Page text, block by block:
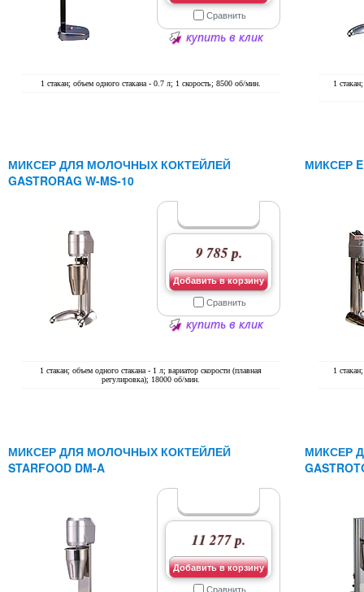
1 стакан; объем одного стакана - 0.7 л; 1 скорость; 8500 об/мин.
Сравнить
купить в клик
1
МИКСЕР ДЛЯ МОЛОЧНЫХ КОКТЕЙЛЕЙ
GASTRORAG W-MS-10
1 стакан; объем одного стакана - 1 л; вариатор скорости (плавная
регулировка); 18000 об/мин.
9 785 р.
Добавить в корзину
Сравнить
купить в клик
МИКСЕР
1
МИКСЕР ДЛЯ МОЛОЧНЫХ КОКТЕЙЛЕЙ
STARFOOD DM-A
11 277 р.
Добавить в корзину
Сравнить
МИКСЕР